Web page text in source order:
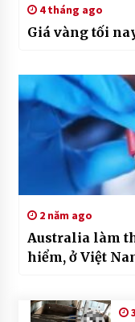
4 tháng ago
Giá vàng tối
2 năm ago
Australia làm
hiểm, ở Việt